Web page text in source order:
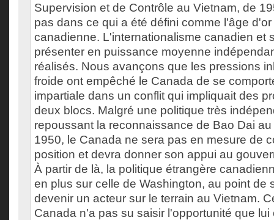
Supervision et de Contrôle au Vietnam, de
pas dans ce qui a été défini comme l'âge
canadienne. L'internationalisme canadien et
présenter en puissance moyenne
réalisés. Nous avançons que les pressions
froide ont empêché le Canada de se
impartiale dans un conflit qui impliquait des
deux blocs. Malgré une politique très
repoussant la reconnaissance de Bao Dai
1950, le Canada ne sera pas en mesure de
position et devra donner son appui au
À partir de là, la politique étrangère
en plus sur celle de Washington, au point de
devenir un acteur sur le terrain au Vietnam.
Canada n'a pas su saisir l'opportunité que lui